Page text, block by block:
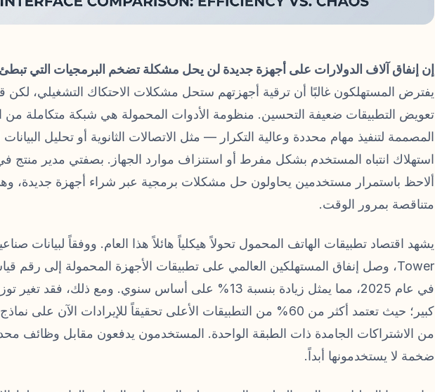
إن إنفاق آلاف الدولارات على أجهزة جديدة لن يحل مشكلة تضخم البرمجيات التي
يفترض المستهلكون غالبًا أن ترقية أجهزتهم ستحل مشكلات الاحتكاك التشغيلي، لكن
تعويض التطبيقات ضعيفة التحسين. منظومة الأدوات المحمولة هي شبكة متكاملة من
المصممة لتنفيذ مهام محددة وعالية التكرار — مثل الاتصالات الثانوية أو تحليل
ألاحظ باستمرار مستخدمين يحاولون حل مشكلات برمجية عبر شراء أجهزة جديدة،
متناقصة بمرور الوقت.
في عام 2025، مما يمثل زيادة بنسبة 13% على أساس سنوي. ومع ذلك،
كبير؛ حيث تعتمد أكثر من 60% من التطبيقات الأعلى تحقيقاً للإيرادات الآن
من الاشتراكات الجامدة ذات الطبقة الواحدة. المستخدمون يدفعون مقابل وظائف
ضخمة لا يستخدمونها أبداً.